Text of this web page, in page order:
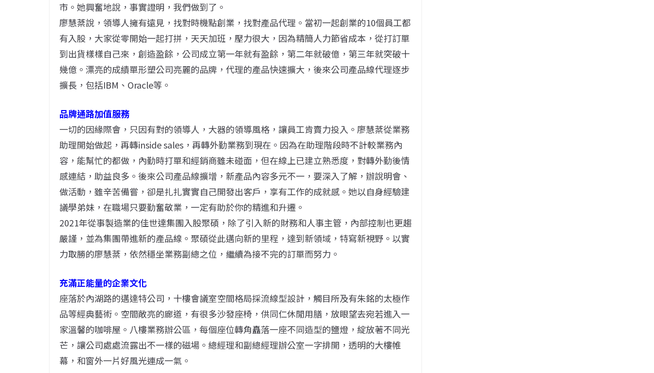
市。她興奮地說，事實證明，我們做到了。
廖慧棻說，領導人擁有遠見，找對時機點創業，找對產品代理。當初一起創業的10個員工都
有入股，大家從零開始一起打拼，天天加班，壓力很大，因為精簡人力節省成本，從打訂單
到出貨樣樣自己來，創造盈餘，公司成立第一年就有盈餘，第二年就破億，第三年就突破十
幾億。漂亮的成績單形塑公司亮麗的品牌，代理的產品快速擴大，後來公司產品線代理逐步
擴長，包括IBM、Oracle等。
品牌通路加值服務
一切的因緣際會，只因有對的領導人，大器的領導風格，讓員工肯賣力投入。廖慧棻從業務
助理開始做起，再轉inside sales，再轉外勤業務到現在。因為在助理階段時不計較業務內
容，能幫忙的都做，內勤時打單和經銷商雖未碰面，但在線上已建立熟悉度，對轉外勤後情
感連結，助益良多。後來公司產品線擴增，新產品內容多元不一，要深入了解，辦說明會、
做活動，雖辛苦備嘗，卻是扎扎實實自己開發出客戶，享有工作的成就感。她以自身經驗建
議學弟妹，在職場只要勤奮敬業，一定有助於你的精進和升遷。
2021年從事製造業的佳世達集團入股聚碩，除了引入新的財務和人事主管，內部控制也更趨
嚴謹，並為集團帶進新的產品線。聚碩從此邁向新的里程，達到新領域，特寫新視野。以實
力取勝的廖慧棻，依然穩坐業務副總之位，繼續為接不完的訂單而努力。
充滿正能量的企業文化
座落於內湖路的邁達特公司，十樓會議室空間格局採流線型設計，觸目所及有朱銘的太極作
品等經典藝術。空間敞亮的廊道，有很多沙發座椅，供同仁休閒用膳，放眼望去宛若進入一
家溫馨的咖啡屋。八樓業務辦公區，每個座位轉角矗落一座不同造型的鹽燈，綻放著不同光
芒，讓公司處處流露出不一樣的磁場。總經理和副總經理辦公室一字排開，透明的大樓帷
幕，和窗外一片好風光連成一氣。